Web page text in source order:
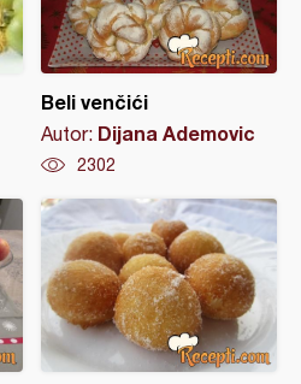
Beli venčići
Autor: Dijana Ademovic
2302